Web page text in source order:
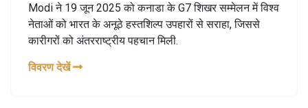
Modi ने 19 जून 2025 को कनाडा के G7 शिखर सम्मेलन में विश्व
नेताओं को भारत के अनूठे हस्तशिल्प उपहारों से सराहा, जिससे
कारीगरों को अंतरराष्ट्रीय पहचान मिली.
विवरण देखें